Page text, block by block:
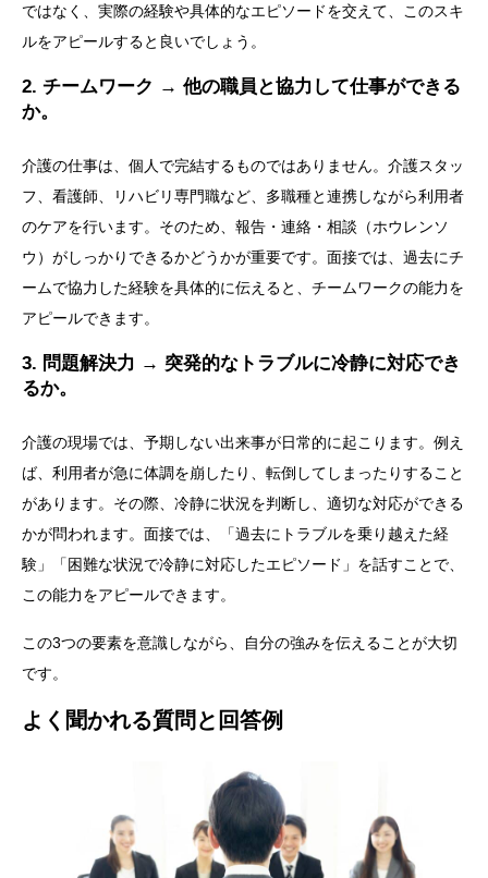
ではなく、実際の経験や具体的なエピソードを交えて、このスキ
ルをアピールすると良いでしょう。
2. チームワーク → 他の職員と協力して仕事ができる
か。
介護の仕事は、個人で完結するものではありません。介護スタッ
フ、看護師、リハビリ専門職など、多職種と連携しながら利用者
のケアを行います。そのため、報告・連絡・相談（ホウレンソ
ウ）がしっかりできるかどうかが重要です。面接では、過去にチ
ームで協力した経験を具体的に伝えると、チームワークの能力を
アピールできます。
3. 問題解決力 → 突発的なトラブルに冷静に対応でき
るか。
介護の現場では、予期しない出来事が日常的に起こります。例え
ば、利用者が急に体調を崩したり、転倒してしまったりすること
があります。その際、冷静に状況を判断し、適切な対応ができる
かが問われます。面接では、「過去にトラブルを乗り越えた経
験」「困難な状況で冷静に対応したエピソード」を話すことで、
この能力をアピールできます。
この3つの要素を意識しながら、自分の強みを伝えることが大切
です。
よく聞かれる質問と回答例